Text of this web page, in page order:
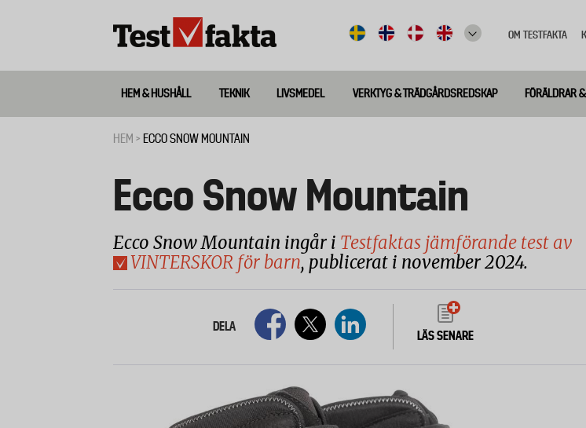
meny
OM TESTFAKTA
Huvudmeny
ny
HEM & HUSHÅLL TEKNIK LIVSMEDEL VERKTYG & TRÄDGÅRDSREDSKAP FÖRÄLDRAR
HEM ECCO SNOW MOUNTAIN
Ecco Snow Mountain
Ecco Snow Mountain ingår i Testfaktas jämförande test av
VINTERSKOR för barn, publicerat i november 2024.
DELA
LÄS SENARE